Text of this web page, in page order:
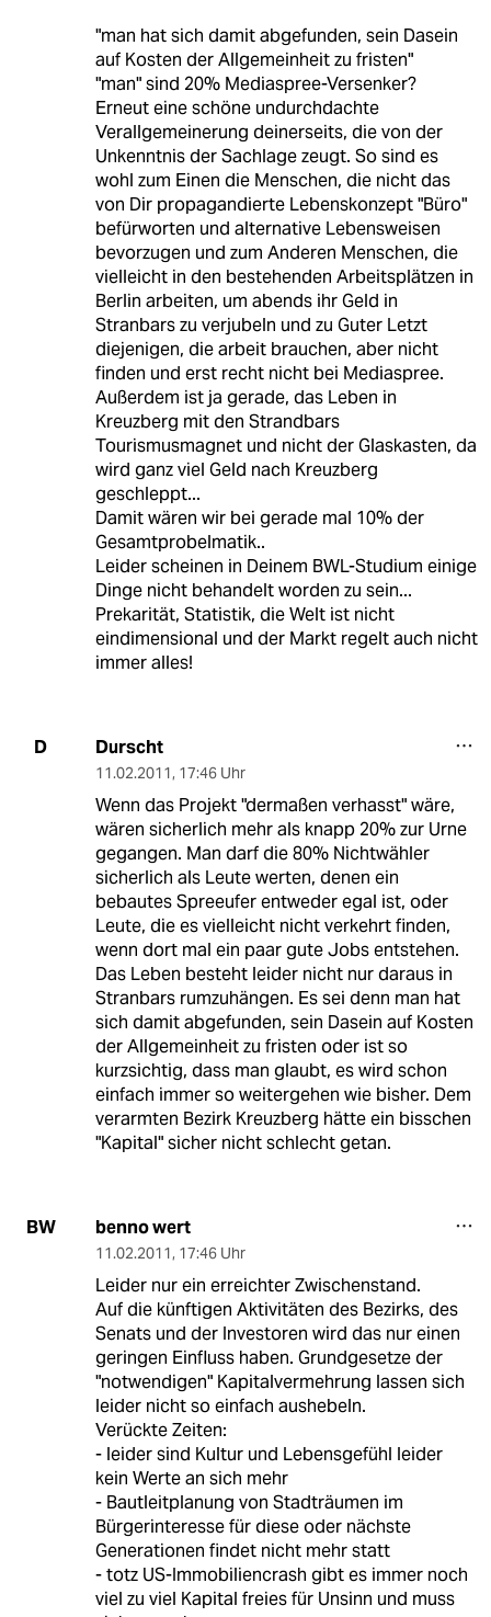
"man hat sich damit abgefunden, sein Dasein
auf Kosten der Allgemeinheit zu fristen"
"man" sind 20% Mediaspree-Versenker?
Erneut eine schöne undurchdachte
Verallgemeinerung deinerseits, die von der
Unkenntnis der Sachlage zeugt. So sind es
wohl zum Einen die Menschen, die nicht das
von Dir propagandierte Lebenskonzept "Büro"
befürworten und alternative Lebensweisen
bevorzugen und zum Anderen Menschen, die
vielleicht in den bestehenden Arbeitsplätzen in
Berlin arbeiten, um abends ihr Geld in
Stranbars zu verjubeln und zu Guter Letzt
diejenigen, die arbeit brauchen, aber nicht
finden und erst recht nicht bei Mediaspree.
Außerdem ist ja gerade, das Leben in
Kreuzberg mit den Strandbars
Tourismusmagnet und nicht der Glaskasten, da
wird ganz viel Geld nach Kreuzberg
geschleppt...
Damit wären wir bei gerade mal 10% der
Gesamtprobelmatik..
Leider scheinen in Deinem BWL-Studium einige
Dinge nicht behandelt worden zu sein...
Prekarität, Statistik, die Welt ist nicht
eindimensional und der Markt regelt auch nicht
immer alles!
D Durscht
11.02.2011, 17:46 Uhr
Wenn das Projekt "dermaßen verhasst" wäre,
wären sicherlich mehr als knapp 20% zur Urne
gegangen. Man darf die 80% Nichtwähler
sicherlich als Leute werten, denen ein
bebautes Spreeufer entweder egal ist, oder
Leute, die es vielleicht nicht verkehrt finden,
wenn dort mal ein paar gute Jobs entstehen.
Das Leben besteht leider nicht nur daraus in
Stranbars rumzuhängen. Es sei denn man hat
sich damit abgefunden, sein Dasein auf Kosten
der Allgemeinheit zu fristen oder ist so
kurzsichtig, dass man glaubt, es wird schon
einfach immer so weitergehen wie bisher. Dem
verarmten Bezirk Kreuzberg hätte ein bisschen
"Kapital" sicher nicht schlecht getan.
BW benno wert
11.02.2011, 17:46 Uhr
Leider nur ein erreichter Zwischenstand.
Auf die künftigen Aktivitäten des Bezirks, des
Senats und der Investoren wird das nur einen
geringen Einfluss haben. Grundgesetze der
"notwendigen" Kapitalvermehrung lassen sich
leider nicht so einfach aushebeln.
Verückte Zeiten:
- leider sind Kultur und Lebensgefühl leider
kein Werte an sich mehr
- Bautleitplanung von Stadträumen im
Bürgerinteresse für diese oder nächste
Generationen findet nicht mehr statt
- totz US-Immobiliencrash gibt es immer noch
viel zu viel Kapital freies für Unsinn und muss